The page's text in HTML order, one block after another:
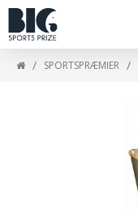
SPORTSPRÆMIER